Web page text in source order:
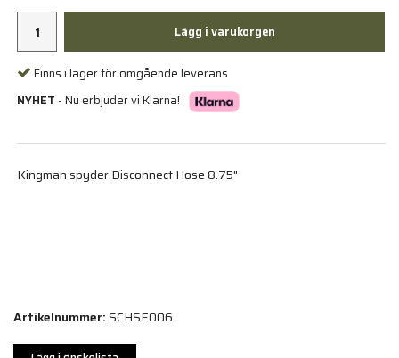
Lägg i varukorgen
Finns i lager för omgående leverans
NYHET - Nu erbjuder vi Klarna!
Kingman spyder Disconnect Hose 8.75"
Artikelnummer:SCHSE006